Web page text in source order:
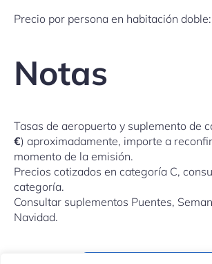
Precio por persona en habitación doble:
Notas
Tasas de aeropuerto y suplemento de
€) aproximadamente, importe a
momento de la emisión.
Precios cotizados en categoría C,
categoría.
Consultar suplementos Puentes,
Navidad.